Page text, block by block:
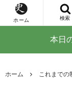
ホーム 検索
本日
ホーム これまでの